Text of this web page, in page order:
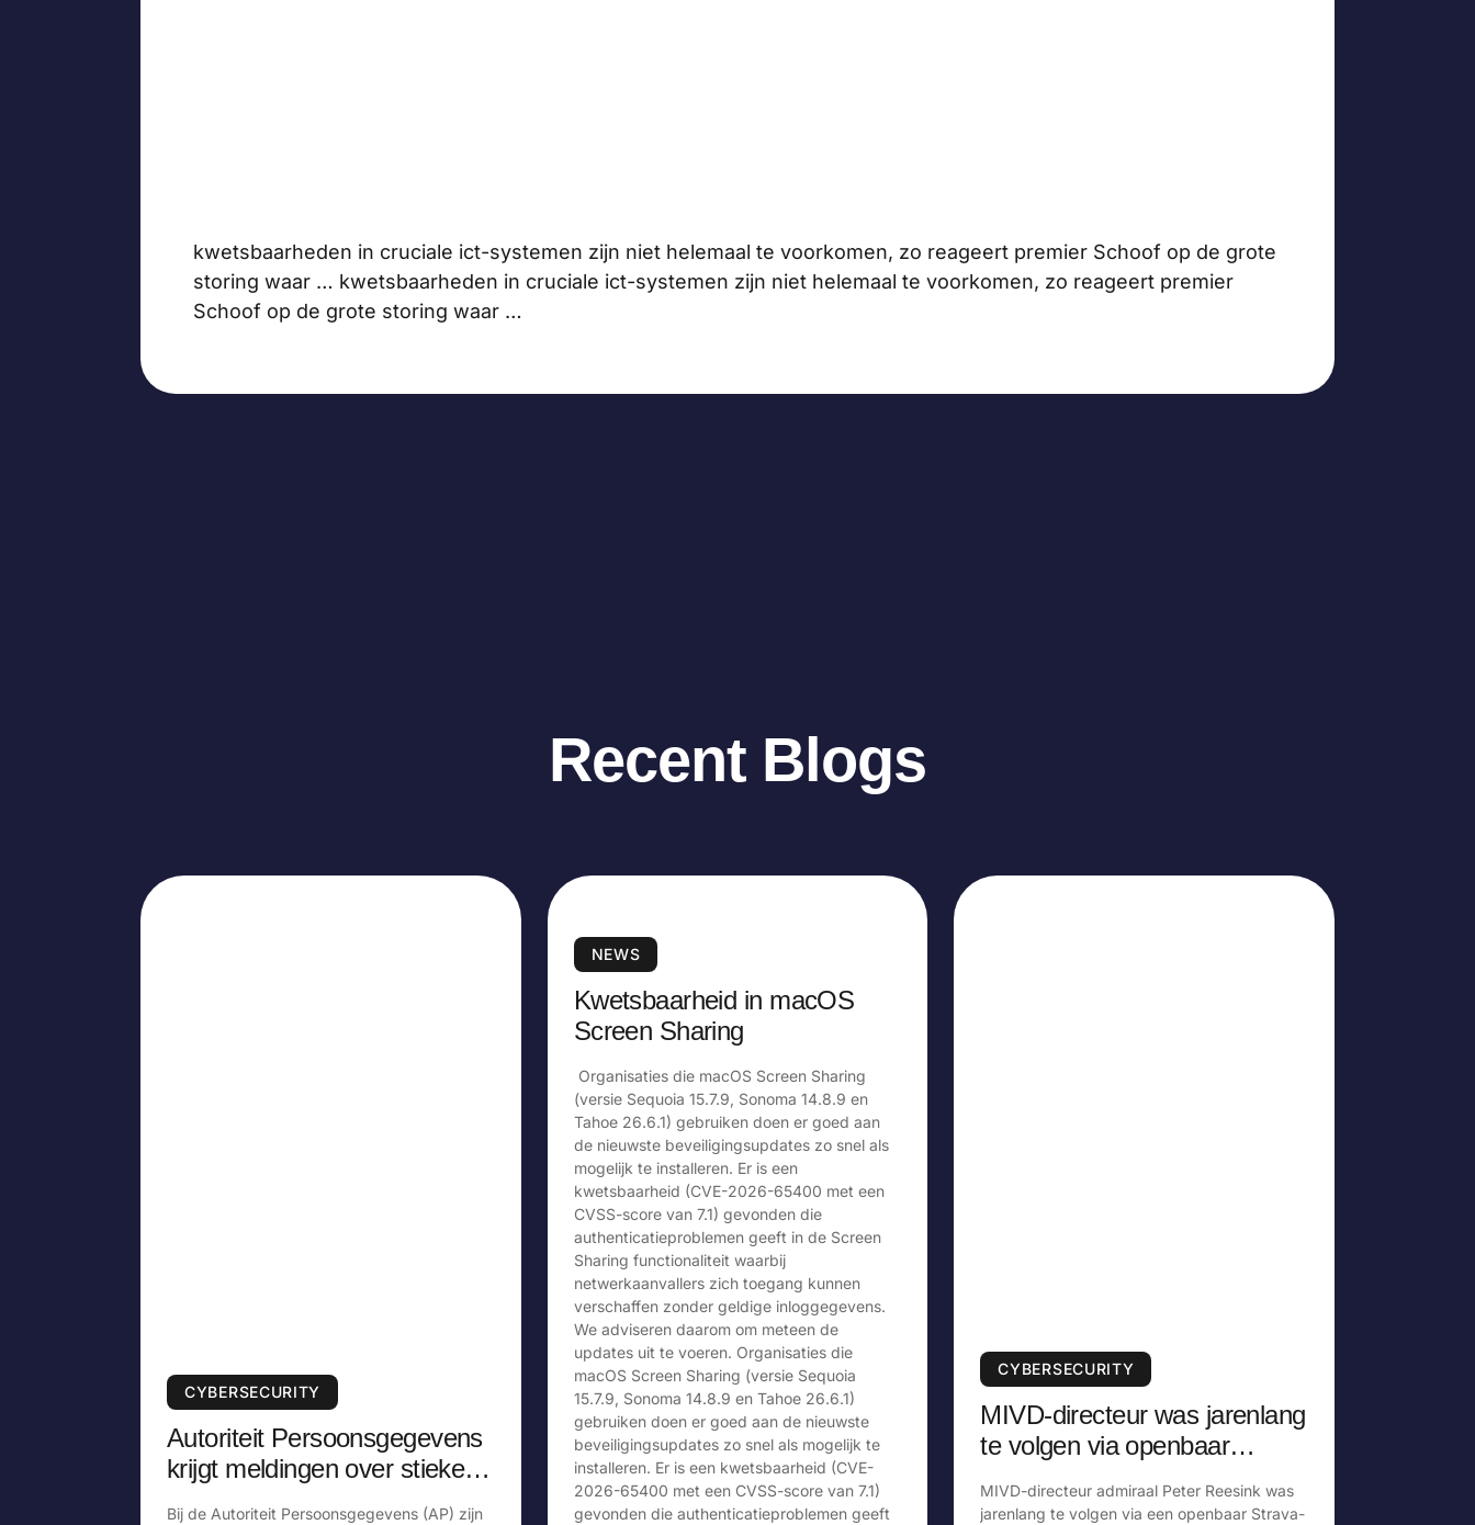
kwetsbaarheden in cruciale ict-systemen zijn niet helemaal te voorkomen, zo reageert premier Schoof op de grote
storing waar … kwetsbaarheden in cruciale ict-systemen zijn niet helemaal te voorkomen, zo reageert premier
Schoof op de grote storing waar …
Recent Blogs
CYBERSECURITY
Autoriteit Persoonsgegevens
krijgt meldingen over stiekem
Bij de Autoriteit Persoonsgegevens (AP) zijn
NEWS
Kwetsbaarheid in macOS
Screen Sharing
Organisaties die macOS Screen Sharing
(versie Sequoia 15.7.9, Sonoma 14.8.9 en
Tahoe 26.6.1) gebruiken doen er goed aan
de nieuwste beveiligingsupdates zo snel als
mogelijk te installeren. Er is een
kwetsbaarheid (CVE-2026-65400 met een
CVSS-score van 7.1) gevonden die
authenticatieproblemen geeft in de Screen
Sharing functionaliteit waarbij
netwerkaanvallers zich toegang kunnen
verschaffen zonder geldige inloggegevens.
We adviseren daarom om meteen de
updates uit te voeren. Organisaties die
macOS Screen Sharing (versie Sequoia
15.7.9, Sonoma 14.8.9 en Tahoe 26.6.1)
gebruiken doen er goed aan de nieuwste
beveiligingsupdates zo snel als mogelijk te
installeren. Er is een kwetsbaarheid (CVE-
2026-65400 met een CVSS-score van 7.1)
gevonden die authenticatieproblemen geeft
CYBERSECURITY
MIVD-directeur was jarenlang
te volgen via openbaar
MIVD-directeur admiraal Peter Reesink was
jarenlang te volgen via een openbaar Strava-